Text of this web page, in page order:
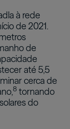
à rede
de 2021.
de
até 5,5
cerca de
8 tornando
do